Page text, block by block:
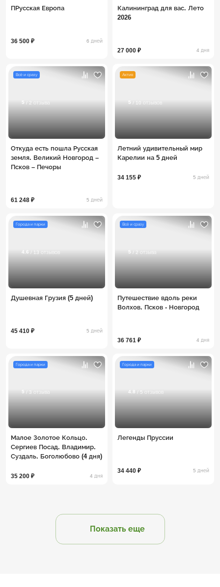
ПРусская Европа
36 500 ₽ 6 дней
Калининград для вас. Лето
2026
27 000 ₽ 4 дня
Всё и сразу
5 / 2 отзыва
Откуда есть пошла Русская
земля. Великий Новгород –
Псков – Печоры
61 248 ₽ 5 дней
Актив
5 / 10 отзывов
Летний удивительный мир
Карелии на 5 дней
34 155 ₽ 5 дней
Города и парки
4.6 / 13 отзывов
Душевная Грузия (5 дней)
45 410 ₽ 5 дней
Всё и сразу
5 / 2 отзыва
Путешествие вдоль реки
Волхов. Псков - Новгород
36 761 ₽ 4 дня
Города и парки
5 / 3 отзыва
Малое Золотое Кольцо.
Сергиев Посад. Владимир.
Суздаль. Боголюбово (4 дня)
35 200 ₽ 4 дня
Города и парки
4.8 / 5 отзывов
Легенды Пруссии
34 440 ₽ 5 дней
Показать еще